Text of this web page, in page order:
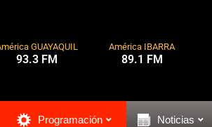
GUAYAQUIL
93.3 FM
América IBARRA
89.1 FM
Programación Noticias